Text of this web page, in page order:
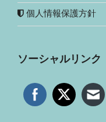
個人情報保護方針
ソーシャルリンク